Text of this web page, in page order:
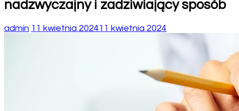
nadzwyczajny i zadziwiający sposób
admin 11 kwietnia 202411 kwietnia 2024